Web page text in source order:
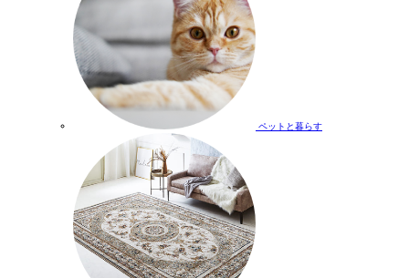
ペットと暮らす